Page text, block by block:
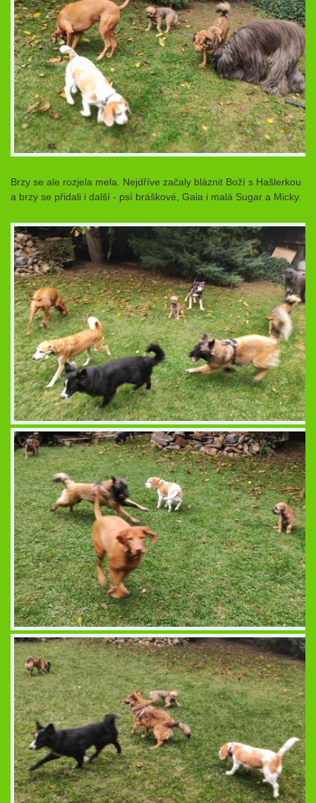
Brzy se ale rozjela mela. Nejdříve začaly bláznit Boží s Hašlerkou
a brzy se přidali i další - psí bráškové, Gaia i malá Sugar a Micky.